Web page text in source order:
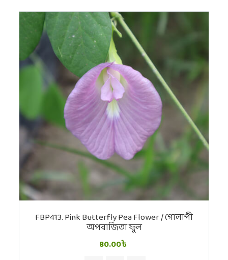
FBP413. Pink Butterfly Pea Flower / গোলাপী
অপরাজিতা ফুল
80.00৳